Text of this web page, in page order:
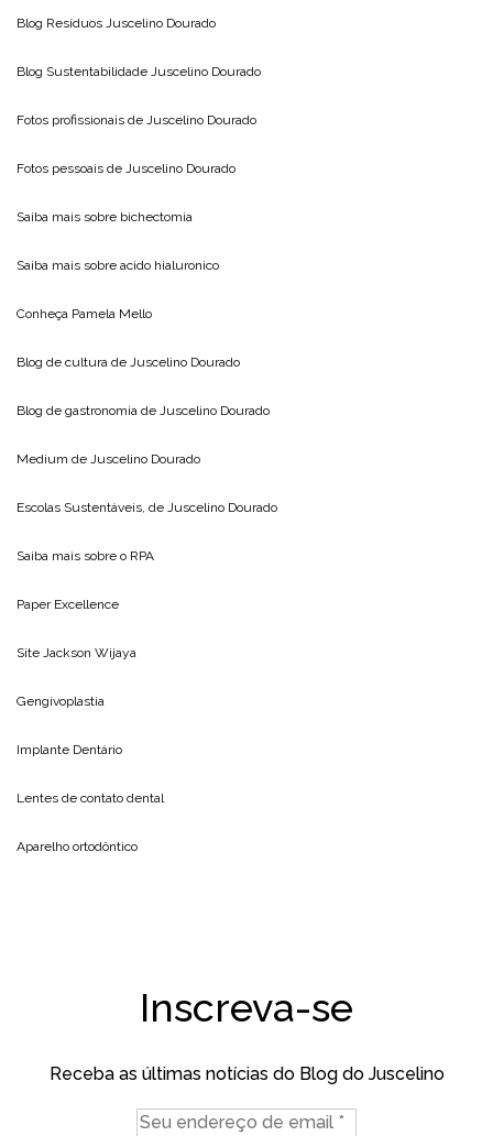
Blog Resíduos Juscelino Dourado
Blog Sustentabilidade Juscelino Dourado
Fotos profissionais de Juscelino Dourado
Fotos pessoais de Juscelino Dourado
Saiba mais sobre bichectomia
Saiba mais sobre acido hialuronico
Conheça Pamela Mello
Blog de cultura de Juscelino Dourado
Blog de gastronomia de Juscelino Dourado
Medium de Juscelino Dourado
Escolas Sustentáveis, de Juscelino Dourado
Saiba mais sobre o RPA
Paper Excellence
Site Jackson Wijaya
Gengivoplastia
Implante Dentário
Lentes de contato dental
Aparelho ortodôntico
Inscreva-se
Receba as últimas notícias do Blog do Juscelino